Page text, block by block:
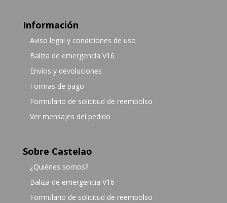
Información
Aviso legal y condiciones de uso
Baliza de emergencia V16
Envíos y devoluciones
Formas de pago
Formulario de solicitud de reembolso
Ver mensajes del pedido
Sobre Castelao
¿Quiénes somos?
Baliza de emergencia V16
Formulario de solicitud de reembolso